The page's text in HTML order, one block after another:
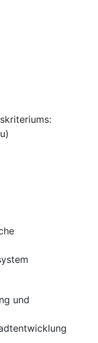
:
und